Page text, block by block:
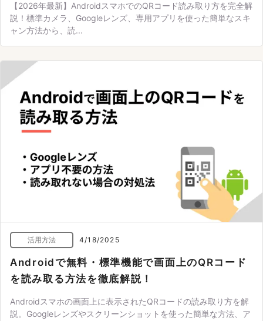
【2026年最新】AndroidスマホでのQRコード読み取り方を完全解
説！標準カメラ、Googleレンズ、専用アプリを使った簡単なスキ
ャン方法から、読...
活用方法 4/18/2025
Androidで無料・標準機能で画面上のQRコード
を読み取る方法を徹底解説！
Androidスマホの画面上に表示されたQRコードの読み取り方を解
説。Googleレンズやスクリーンショットを使った簡単な方法、ア